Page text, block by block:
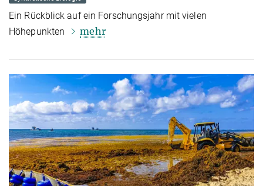
Ein Rückblick auf ein Forschungsjahr mit vielen
Höhepunkten
mehr